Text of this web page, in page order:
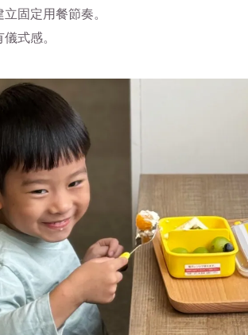
固定用餐節奏。
式感。